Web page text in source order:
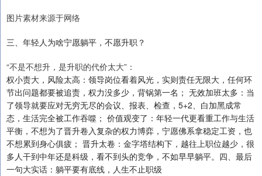
图片素材来源于网络
三、年轻人为啥宁愿躺平，不愿升职？
“不是不想升，是升职的代价太大”：
权小责大，风险太高：领导岗位看着风光，实则责任无限大，任何环
节出问题都要被追责，权力没多少，背锅第一名； 无效加班太多：当
了领导就要应对无穷无尽的会议、报表、检查，5+2、白加黑成常
态，生活完全被工作吞噬； 价值观变了：年轻一代更看重工作与生活
平衡，不想为了晋升卷入复杂的权力博弈，宁愿佛系拿稳定工资，也
不想累到身心俱疲； 晋升太卷：金字塔结构下，越往上职位越少，很
多人干到中年还是科级，看不到头的竞争，不如早早躺平。四、最后
一句大实话：躺平要有底线，人生不止职级